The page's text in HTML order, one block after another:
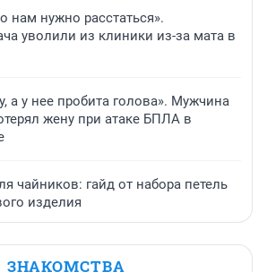
нам нужно расстаться».
уволили из клиники из-за мата в
а у нее пробита голова». Мужчина
жену при атаке БПЛА в
чайников: гайд от набора петель
изделия
ЗНАКОМСТВА